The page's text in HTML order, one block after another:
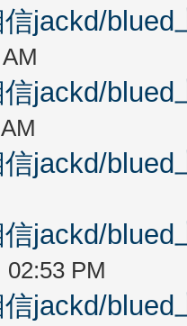
jackd/
jackd/
jackd/
jackd/
02:53 PM
jackd/